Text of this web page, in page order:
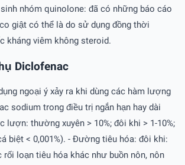
nhóm quinolone: đã có những báo cáo
giật có thể là do sử dụng đồng thời
kháng viêm không steroid.
Diclofenac
ngoại ý xảy ra khi dùng các hàm lượng
sodium trong điều trị ngắn hạn hay dài
lượn: thường xuyên > 10%; đôi khi > 1-10%;
biệt < 0,001%). - Ðường tiêu hóa: đôi khi:
rối loạn tiêu hóa khác như buồn nôn, nôn